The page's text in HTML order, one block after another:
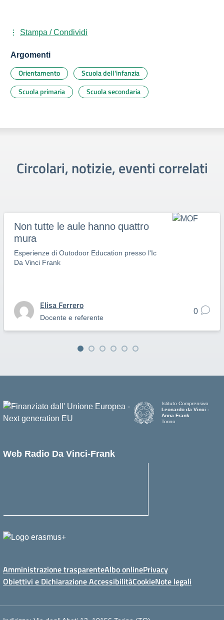
Stampa / Condividi
Argomenti
Orientamento
Scuola dell'infanzia
Scuola primaria
Scuola secondaria
Circolari, notizie, eventi correlati
Non tutte le aule hanno quattro
mura
Esperienze di Outodoor Education presso l'Ic
Da Vinci Frank
Elisa Ferrero
Docente e referente
0
Istituto Comprensivo
Leonardo da Vinci -
Anna Frank
Torino
Web Radio Da Vinci-Frank
Amministrazione trasparenteAlbo onlinePrivacy
Obiettivi e Dichiarazione AccessibilitàCookieNote legali